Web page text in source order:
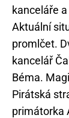
kanceláře
Aktuální
promlčet.
kancelář
Béma.
Pirátská
primátorka